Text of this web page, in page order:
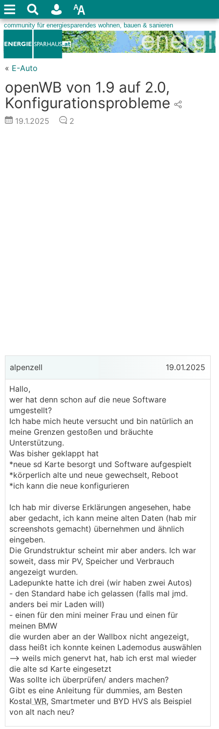
« E-Auto
openWB von 1.9 auf 2.0,
Konfigurationsprobleme
19.1.2025 2
alpenzell 19.01.2025
Hallo,
wer hat denn schon auf die neue Software
umgestellt?
Ich habe mich heute versucht und bin natürlich an
meine Grenzen gestoßen und bräuchte
Unterstützung.
Was bisher geklappt hat
*neue sd Karte besorgt und Software aufgespielt
*körperlich alte und neue gewechselt, Reboot
*ich kann die neue konfigurieren
Ich hab mir diverse Erklärungen angesehen, habe
aber gedacht, ich kann meine alten Daten (hab mir
screenshots gemacht) übernehmen und ähnlich
eingeben.
Die Grundstruktur scheint mir aber anders. Ich war
soweit, dass mir PV, Speicher und Verbrauch
angezeigt wurden.
Ladepunkte hatte ich drei (wir haben zwei Autos)
- den Standard habe ich gelassen (falls mal jmd.
anders bei mir Laden will)
- einen für den mini meiner Frau und einen für
meinen BMW
die wurden aber an der Wallbox nicht angezeigt,
dass heißt ich konnte keinen Lademodus auswählen
--> weils mich genervt hat, hab ich erst mal wieder
die alte sd Karte eingesetzt
Was sollte ich überprüfen/ anders machen?
Gibt es eine Anleitung für dummies, am Besten
Kostal WR, Smartmeter und BYD HVS als Beispiel
von alt nach neu?